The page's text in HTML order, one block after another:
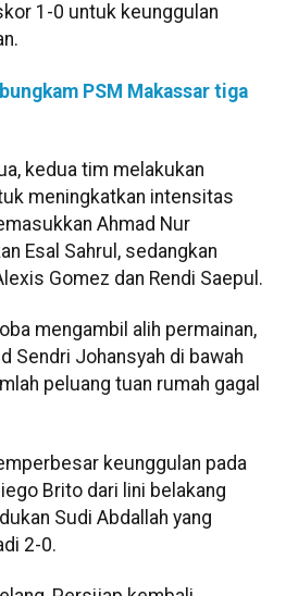
1-0 untuk keunggulan
PSM Makassar tiga
kedua tim melakukan
meningkatkan intensitas
Ahmad Nur
Esal Sahrul, sedangkan
Gomez dan Rendi Saepul.
mengambil alih permainan,
Sendri Johansyah di bawah
peluang tuan rumah gagal
keunggulan pada
Brito dari lini belakang
Sudi Abdallah yang
2-0.